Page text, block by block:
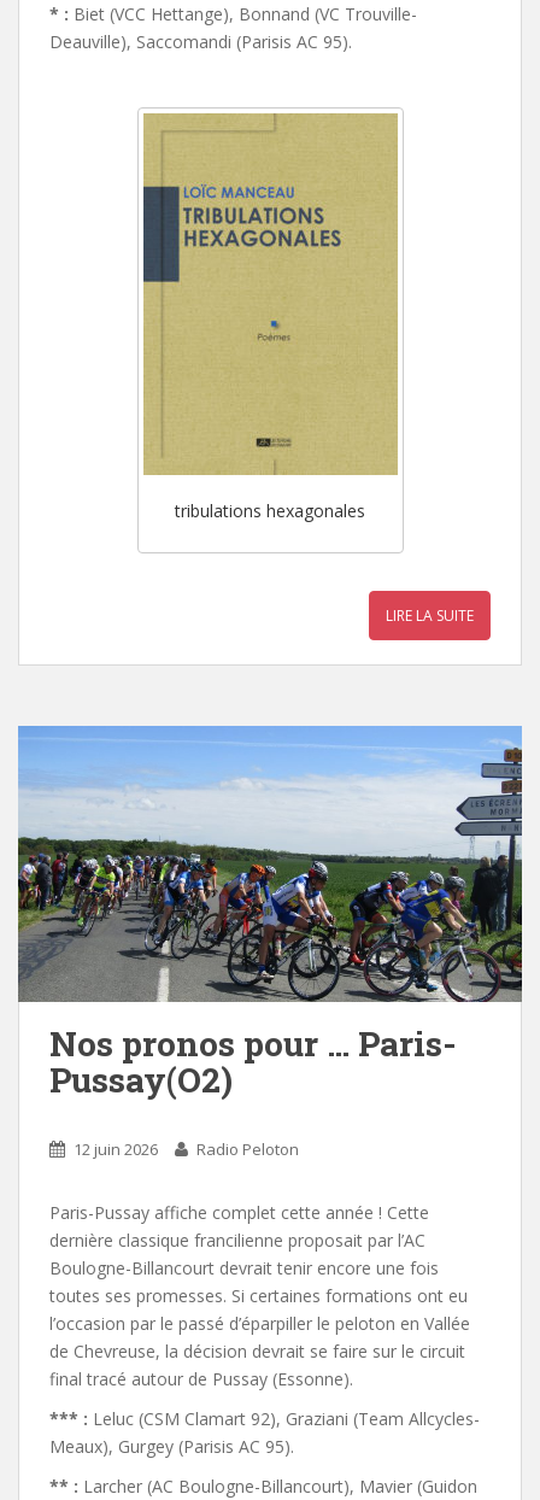
* : Biet (VCC Hettange), Bonnand (VC Trouville-
Deauville), Saccomandi (Parisis AC 95).
tribulations hexagonales
LIRE LA SUITE
Nos pronos pour … Paris-
Pussay(O2)
12 juin 2026 Radio Peloton
Paris-Pussay affiche complet cette année ! Cette
dernière classique francilienne proposait par l’AC
Boulogne-Billancourt devrait tenir encore une fois
toutes ses promesses. Si certaines formations ont eu
l’occasion par le passé d’éparpiller le peloton en Vallée
de Chevreuse, la décision devrait se faire sur le circuit
final tracé autour de Pussay (Essonne).
*** : Leluc (CSM Clamart 92), Graziani (Team Allcycles-
Meaux), Gurgey (Parisis AC 95).
** : Larcher (AC Boulogne-Billancourt), Mavier (Guidon